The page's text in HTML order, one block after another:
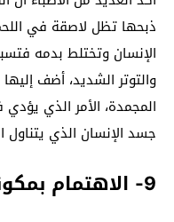
ذبحها تظل لاصقة في
الإنسان وتختلط بدمه
والتوتر الشديد، أضف
المجمدة، الأمر الذي
جسد الإنسان الذي يتناول
9- الاهتمام بمكونات الأكل